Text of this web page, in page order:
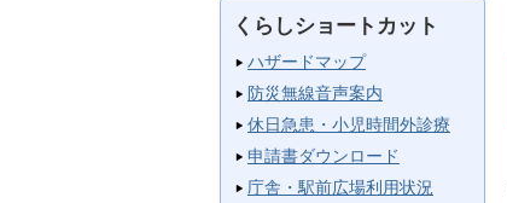
くらしショートカット
ハザードマップ
防災無線音声案内
休日急患・小児時間外診療
申請書ダウンロード
庁舎・駅前広場利用状況